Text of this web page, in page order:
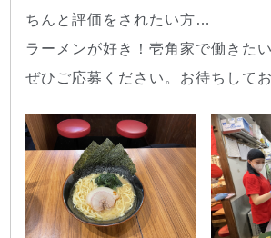
ちんと評価をされたい方…
ラーメンが好き！壱角家で働きた
ぜひご応募ください。お待ちしてお